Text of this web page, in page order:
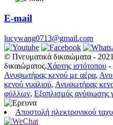
E-mail
lucywang0713@gmail.com
© Πνευματικά δικαιώματα -
δικαιώματος.Χάρτης ιστότοπου -
Ανυψωτήρας κενού με αέρα,
κενού γυαλιού, Ανυψωτήρας
φύλλων, Εξοπλισμός ανύψωσης
Αποστολή ηλεκτρονικού